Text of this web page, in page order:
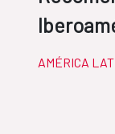
AMÉRICA